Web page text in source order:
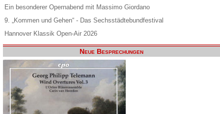
Ein besonderer Opernabend mit Massimo Giordano
9. „Kommen und Gehen“ - Das Sechsstädtebundfestival
Hannover Klassik Open-Air 2026
Neue Besprechungen